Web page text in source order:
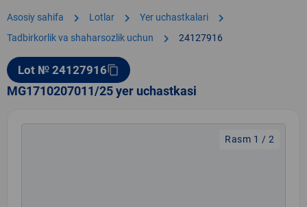
Asosiy sahifa chevron_right Lotlar chevron_right Yer uchastkalari chevron_right
Tadbirkorlik va shaharsozlik uchun chevron_right 24127916
Lot № 24127916content_copy
MG1710207011/25 yer uchastkasi
Rasm 1 / 2